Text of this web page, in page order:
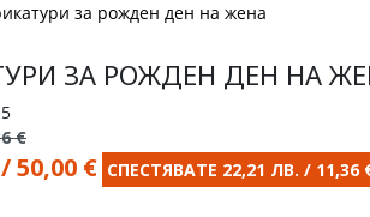
за рожден ден на жена
ЗА РОЖДЕН ДЕН НА
€
50,00 € СПЕСТЯВАТЕ 22,21 ЛВ. / 11,36